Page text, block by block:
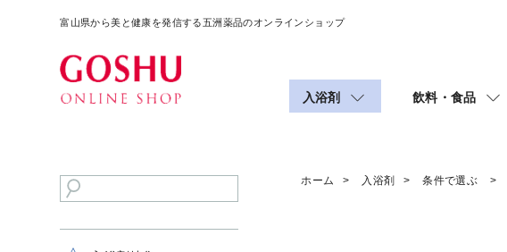
富山県から美と健康を発信する五洲薬品のオンラインショップ
入浴剤 飲料・食品
ホーム 入浴剤 条件で選ぶ